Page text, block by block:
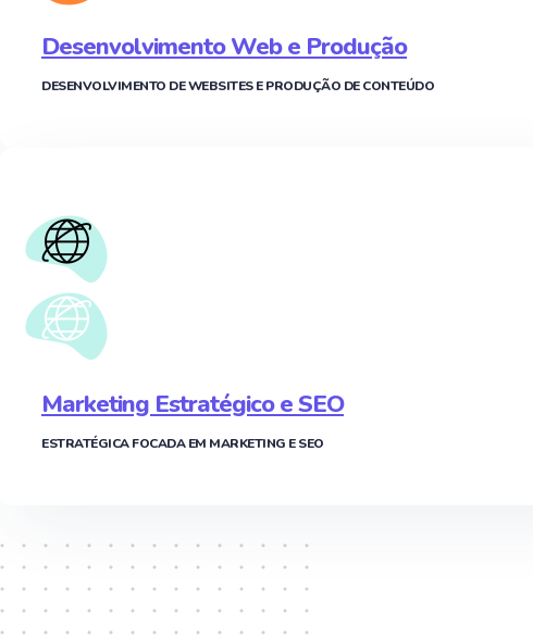
Desenvolvimento Web e Produção
DESENVOLVIMENTO DE WEBSITES E PRODUÇÃO DE CONTEÚDO
Marketing Estratégico e SEO
ESTRATÉGICA FOCADA EM MARKETING E SEO